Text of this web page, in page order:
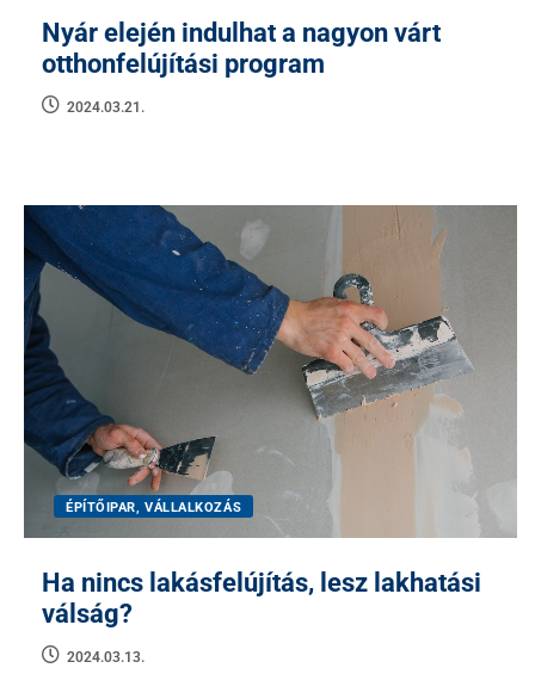
Nyár elején indulhat a nagyon várt
otthonfelújítási program
2024.03.21.
ÉPÍTŐIPAR, VÁLLALKOZÁS
Ha nincs lakásfelújítás, lesz lakhatási
válság?
2024.03.13.